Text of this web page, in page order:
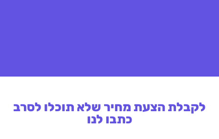
לקבלת הצעת מחיר שלא תוכלו לסרב
כתבו לנו